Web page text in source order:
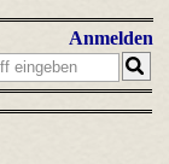
Anmelden